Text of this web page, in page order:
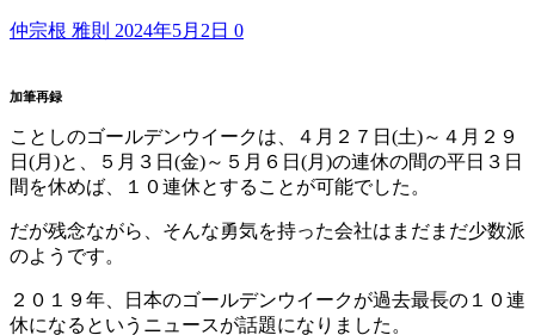
仲宗根 雅則 2024年5月2日 0
加筆再録
ことしのゴールデンウイークは、４月２７日(土)～４月２９
日(月)と、５月３日(金)～５月６日(月)の連休の間の平日３日
間を休めば、１０連休とすることが可能でした。
だが残念ながら、そんな勇気を持った会社はまだまだ少数派
のようです。
２０１９年、日本のゴールデンウイークが過去最長の１０連
休になるというニュースが話題になりました。